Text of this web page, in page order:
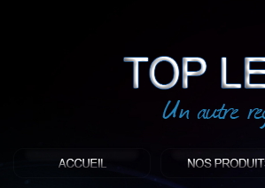
: Top led world
Produit décoratif led
Objet publicitaire led